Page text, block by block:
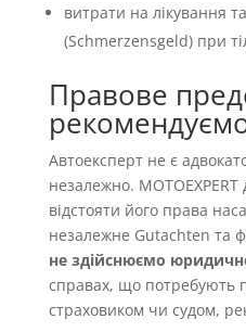
витрати на лікування
(Schmerzensgeld) при
Правове
Автоексперт не є
незалежно.
відстояти його права
незалежне Gutachten та
не здійснюємо
справах, що потребують
страховиком чи судом,